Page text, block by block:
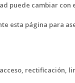
puede cambiar
esta página para